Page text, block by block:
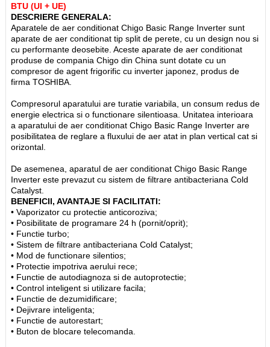
BTU (UI + UE)
DESCRIERE GENERALA:
Aparatele de aer conditionat Chigo Basic Range Inverter sunt
aparate de aer conditionat tip split de perete, cu un design nou si
cu performante deosebite. Aceste aparate de aer conditionat
produse de compania Chigo din China sunt dotate cu un
compresor de agent frigorific cu inverter japonez, produs de
firma TOSHIBA.
Compresorul aparatului are turatie variabila, un consum redus de
energie electrica si o functionare silentioasa. Unitatea interioara
a aparatului de aer conditionat Chigo Basic Range Inverter are
posibilitatea de reglare a fluxului de aer atat in plan vertical cat si
orizontal.
De asemenea, aparatul de aer conditionat Chigo Basic Range
Inverter este prevazut cu sistem de filtrare antibacteriana Cold
Catalyst.
BENEFICII, AVANTAJE SI FACILITATI:
• Vaporizator cu protectie anticoroziva;
• Posibilitate de programare 24 h (pornit/oprit);
• Functie turbo;
• Sistem de filtrare antibacteriana Cold Catalyst;
• Mod de functionare silentios;
• Protectie impotriva aerului rece;
• Functie de autodiagnoza si de autoprotectie;
• Control inteligent si utilizare facila;
• Functie de dezumidificare;
• Dejivrare inteligenta;
• Functie de autorestart;
• Buton de blocare telecomanda.